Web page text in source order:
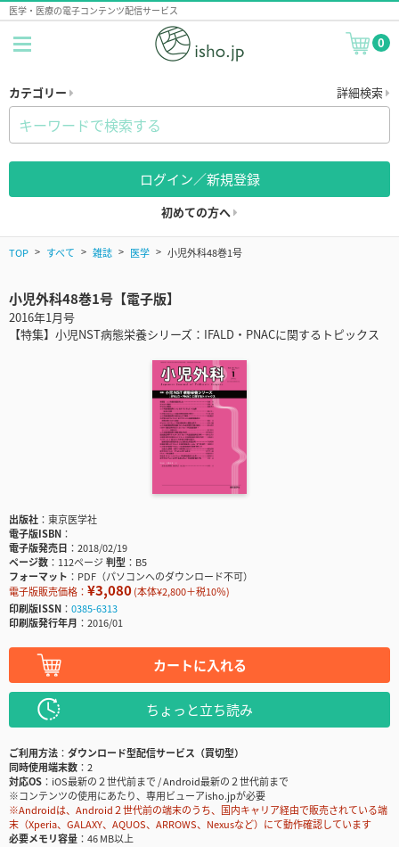
医学・医療の電子コンテンツ配信サービス
0
カテゴリー 詳細検索
ログイン／新規登録
初めての方へ
TOP すべて 雑誌 医学 小児外科48巻1号
小児外科48巻1号【電子版】
2016年1月号
【特集】小児NST病態栄養シリーズ：IFALD・PNACに関するトピックス
出版社
東京医学社
電子版ISBN
電子版発売日
2018/02/19
ページ数
112ページ判型
B5
フォーマット
PDF（パソコンへのダウンロード不可）
電子版販売価格： ¥3,080(本体¥2,800＋税10％)
印刷版ISSN
0385-6313
印刷版発行年月
2016/01
カートに入れる
ちょっと立ち読み
ご利用方法
ダウンロード型配信サービス（買切型）
同時使用端末数
2
対応OS
iOS最新の２世代前まで / Android最新の２世代前まで
※コンテンツの使用にあたり、専用ビューアisho.jpが必要
※Androidは、Android２世代前の端末のうち、国内キャリア経由で販売されている端
末（Xperia、GALAXY、AQUOS、ARROWS、Nexusなど）にて動作確認しています
必要メモリ容量
46 MB以上